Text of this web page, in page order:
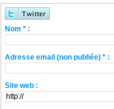
Nom * :
Adresse email (non publiée) * :
Site web :